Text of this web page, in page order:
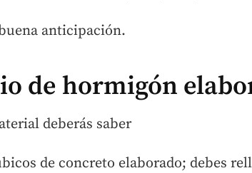
anticipación.
de hormigón
deberás saber
de concreto elaborado; debes